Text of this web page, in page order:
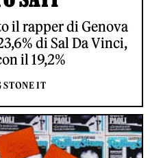
il rapper di Genova
di Sal Da Vinci,
il 19,2%
IT